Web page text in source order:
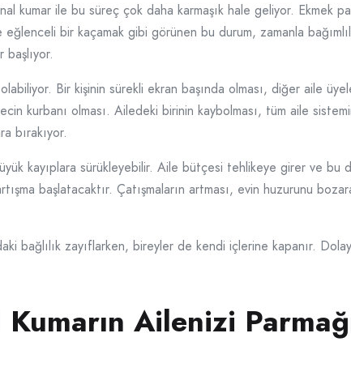
kumar ile bu süreç çok daha karmaşık hale geliyor. Ekmek
bir kaçamak gibi görünen bu durum, zamanla
Bir kişinin sürekli ekran başında olması, diğer aile
kurbanı olması. Ailedeki birinin kaybolması, tüm aile
bırakıyor.
kayıplara sürükleyebilir. Aile bütçesi tehlikeye girer ve bu
başlatacaktır. Çatışmaların artması, evin huzurunu
bağlılık zayıflarken, bireyler de kendi içlerine kapanır.
Ailenizi